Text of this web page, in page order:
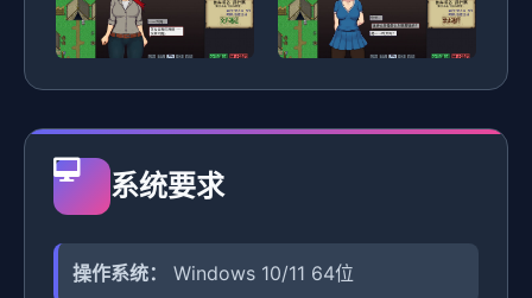
系统要求
操作系统： Windows 10/11 64位